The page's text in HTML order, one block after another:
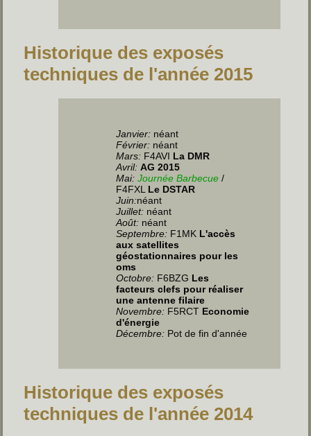
Historique des exposés
techniques de l'année 2015
Janvier: néant
Février: néant
Mars: F4AVI La DMR
Avril:AG 2015
Mai: Journée Barbecue /
F4FXL Le DSTAR
Juin:néant
Juillet: néant
Août: néant
Septembre: F1MK L'accès
aux satellites
géostationnaires pour les
oms
Octobre: F6BZG Les
facteurs clefs pour réaliser
une antenne filaire
Novembre: F5RCT Economie
d'énergie
Décembre: Pot de fin d'année
Historique des exposés
techniques de l'année 2014